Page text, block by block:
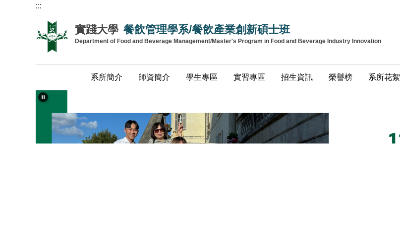
:::
實踐大學 餐飲管理學系/餐飲產業創新碩士班
Department of Food and Beverage Management/Master's Program in Food and Beverage Industry Innovation
系所簡介 師資簡介 學生專區 實習專區 招生資訊 榮譽榜 系所花絮